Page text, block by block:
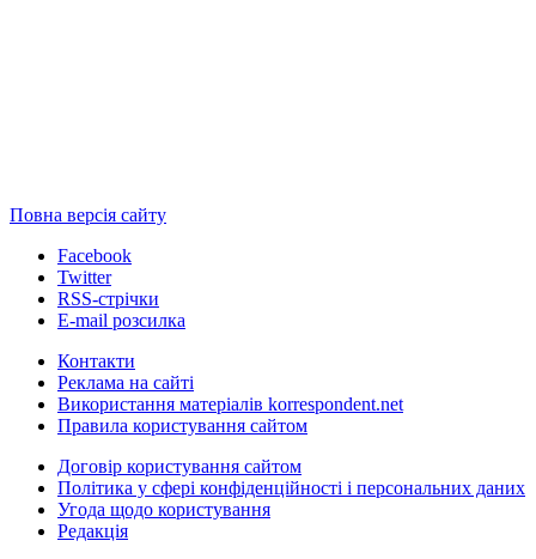
Повна версія сайту
Facebook
Twitter
RSS-стрічки
E-mail розсилка
Контакти
Реклама на сайті
Використання матеріалів korrespondent.net
Правила користування сайтом
Договір користування сайтом
Політика у сфері конфіденційності і персональних даних
Угода щодо користування
Редакція